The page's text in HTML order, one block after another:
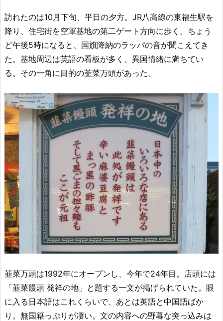
訪れたのは10月下旬、平日の夕方。JR八高線の東福生駅を
降り、住宅街を空軍基地の第二ゲート方向に歩く。ちょう
ど午後5時になると、国旗降納のラッパの音が聞こえてき
た。基地周辺は英語の看板が多く、異国情緒に満ちてい
る。その一角に目的の韮菜万頭があった。
韮菜万頭は1992年にオープンし、今年で24年目。店頭には
「韮菜饅頭 発祥の地」と題する一文が掲げられていた。眼
に入る日本語はこれくらいで、あとは英語と中国語ばか
り。無国籍っぷりが凄い。文の内容への野暮な突っ込みは